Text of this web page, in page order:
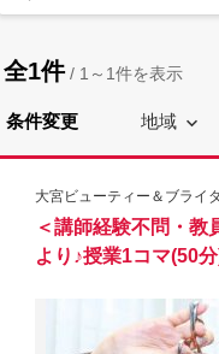
全1件/ 1～1件を表示
条件変更 地域
大宮ビューティー＆ブライ
＜講師経験不問・
より♪授業1コマ(50